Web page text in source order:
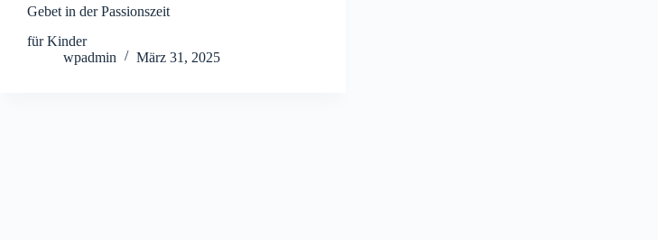
Gebet in der Passionszeit
für Kinder
wpadmin
März 31, 2025